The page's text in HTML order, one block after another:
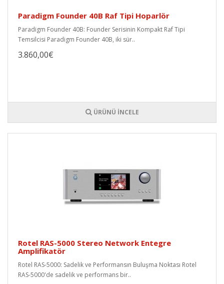
Paradigm Founder 40B Raf Tipi Hoparlör
Paradigm Founder 40B: Founder Serisinin Kompakt Raf Tipi
Temsilcisi Paradigm Founder 40B, iki sür..
3.860,00€
ÜRÜNÜ İNCELE
Rotel RAS-5000 Stereo Network Entegre
Amplifikatör
Rotel RAS-5000: Sadelik ve Performansın Buluşma Noktası Rotel
RAS-5000'de sadelik ve performans bir..